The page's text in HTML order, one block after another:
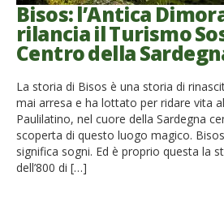
Bisos: l’Antica
rilancia il Turismo
Centro della
La storia di Bisos è una storia di
mai arresa e ha lottato per ridare vita
Paulilatino, nel cuore della Sardegna
scoperta di questo luogo magico.
significa sogni. Ed è proprio questa la
dell’800 di […]